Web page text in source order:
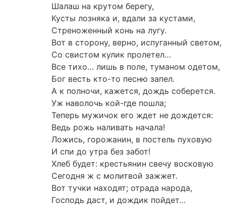
Шалаш на крутом берегу,
Кусты лозняка и, вдали за кустами,
Стреноженный конь на лугу.
Вот в сторону, верно, испуганный светом,
Со свистом кулик пролетел…
Bсe тихо… лишь в поле, туманом одетом,
Бог весть кто-то песню запел.
А к полночи, кажется, дождь соберется.
Уж наволочь кой-где пошла;
Теперь мужичок его ждет не дождется:
Ведь рожь наливать начала!
Ложись, горожанин, в постель пуховую
И спи до утра без забот!
Хлеб будет: крестьянин свечу восковую
Сегодня ж с молитвой зажжет.
Вот тучки находят; отрада народа,
Господь даст, и дождик пойдет…